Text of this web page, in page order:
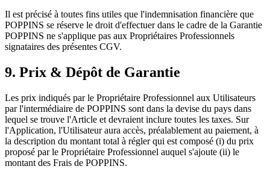
Il est précisé à toutes fins utiles que l'indemnisation financière que
POPPINS se réserve le droit d'effectuer dans le cadre de la Garantie
POPPINS ne s'applique pas aux Propriétaires Professionnels
signataires des présentes CGV.
9. Prix & Dépôt de Garantie
Les prix indiqués par le Propriétaire Professionnel aux Utilisateurs
par l'intermédiaire de POPPINS sont dans la devise du pays dans
lequel se trouve l'Article et devraient inclure toutes les taxes. Sur
l'Application, l'Utilisateur aura accès, préalablement au paiement, à
la description du montant total à régler qui est composé (i) du prix
proposé par le Propriétaire Professionnel auquel s'ajoute (ii) le
montant des Frais de POPPINS.